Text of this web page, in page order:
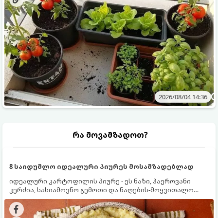
2026/08/04 14:36
რა მოვამზადოთ?
8 საიდუმლო იდეალური პიურეს მოსამზადებლად
იდეალური კარტოფილის პიურე - ეს ნაზი, ჰაეროვანი
კერძია, სასიამოვნო გემოთი და ნაღების-მოყვითალო
ფერით. მისი მომზადება ძალიან მარტივია, მაგრამ
არსებობს რამდენიმე საიდუმლო, რომლებიც უნდა
იცოდეთ, რომ პიურე იდეალურად გემრიელი გამოვიდეს.